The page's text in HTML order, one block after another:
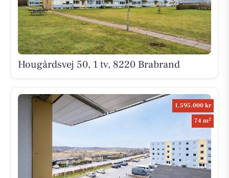
Hougårdsvej 50, 1 tv, 8220 Brabrand
1.595.000 kr
74 m2